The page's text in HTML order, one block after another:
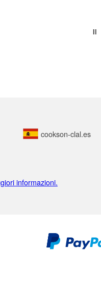
Il
cookson-clal.es
informazioni.